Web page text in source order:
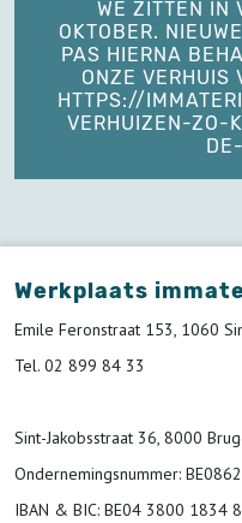
WE ZITTEN IN
OKTOBER.
PAS HIERNA
ONZE VERHUIS
HTTPS://
VERHUIZEN-
Werkplaats
Emile Feronstraat 153, 1060
Tel. 02 899 84 33
Sint-Jakobsstraat 36, 8000
Ondernemingsnummer:
IBAN & BIC: BE04 3800 1834